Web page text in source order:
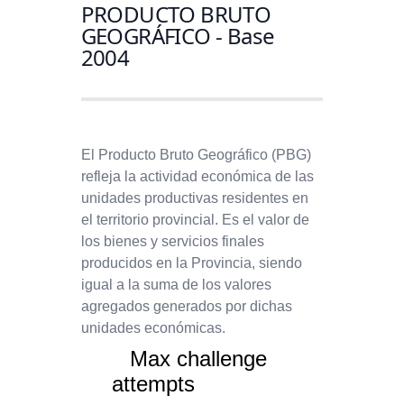
PRODUCTO BRUTO
GEOGRÁFICO - Base
2004
El Producto Bruto Geográfico (PBG)
refleja la actividad económica de las
unidades productivas residentes en
el territorio provincial. Es el valor de
los bienes y servicios finales
producidos en la Provincia, siendo
igual a la suma de los valores
agregados generados por dichas
unidades económicas.